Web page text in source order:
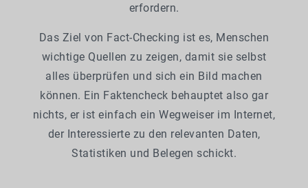
erfordern.
Das Ziel von Fact-Checking ist es, Menschen
wichtige Quellen zu zeigen, damit sie selbst
alles überprüfen und sich ein Bild machen
können. Ein Faktencheck behauptet also gar
nichts, er ist einfach ein Wegweiser im Internet,
der Interessierte zu den relevanten Daten,
Statistiken und Belegen schickt.